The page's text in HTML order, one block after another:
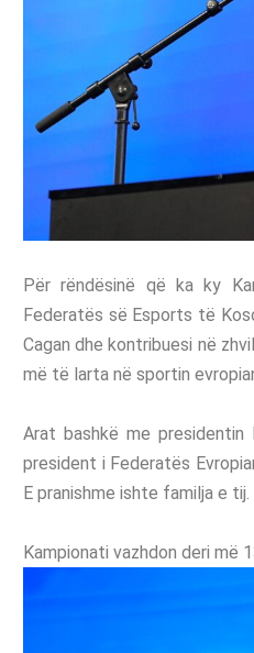
Për rëndësinë që ka ky
Federatës së Esports të
Cagan dhe kontribuesi në
më të larta në sportin
Arat bashkë me presidentin
president i Federatës
E pranishme ishte familja e tij.
Kampionati vazhdon deri më